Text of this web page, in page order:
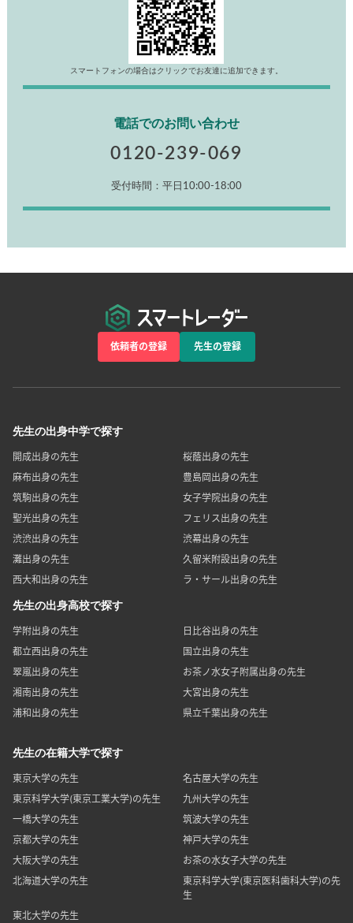
スマートフォンの場合はクリックでお友達に追加できます。
電話でのお問い合わせ
0120-239-069
受付時間：平日10:00-18:00
依頼者の登録 先生の登録
先生の出身中学で探す
開成出身の先生
桜蔭出身の先生
麻布出身の先生
豊島岡出身の先生
筑駒出身の先生
女子学院出身の先生
聖光出身の先生
フェリス出身の先生
渋渋出身の先生
渋幕出身の先生
灘出身の先生
久留米附設出身の先生
西大和出身の先生
ラ・サール出身の先生
先生の出身高校で探す
学附出身の先生
日比谷出身の先生
都立西出身の先生
国立出身の先生
翠嵐出身の先生
お茶ノ水女子附属出身の先生
湘南出身の先生
大宮出身の先生
浦和出身の先生
県立千葉出身の先生
先生の在籍大学で探す
東京大学の先生
名古屋大学の先生
東京科学大学(東京工業大学)の先生
九州大学の先生
一橋大学の先生
筑波大学の先生
京都大学の先生
神戸大学の先生
大阪大学の先生
お茶の水女子大学の先生
北海道大学の先生
東京科学大学(東京医科歯科大学)の先
生
東北大学の先生